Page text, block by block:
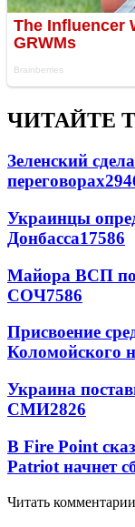
ЧИТАЙТЕ
Зеленский
переговорах
Украинцы
Донбасса17586
Майора ВСП
СОЧ7586
Присвоение
Коломойского
Украина
СМИ2826
В Fire Point
Patriot начнет
Читать комментарии